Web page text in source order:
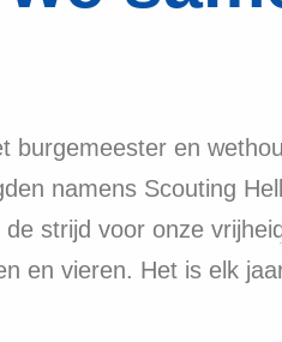
en
namens Scouting
strijd voor onze
en vieren. Het is elk